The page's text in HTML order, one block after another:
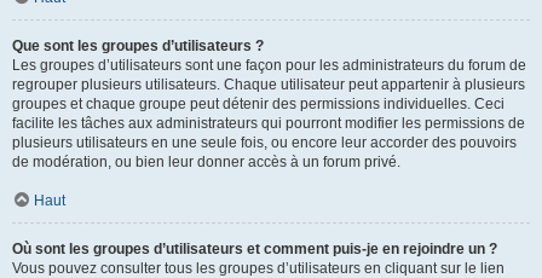
Que sont les groupes d’utilisateurs ?
Les groupes d’utilisateurs sont une façon pour les administrateurs du forum de
regrouper plusieurs utilisateurs. Chaque utilisateur peut appartenir à plusieurs
groupes et chaque groupe peut détenir des permissions individuelles. Ceci
facilite les tâches aux administrateurs qui pourront modifier les permissions de
plusieurs utilisateurs en une seule fois, ou encore leur accorder des pouvoirs
de modération, ou bien leur donner accès à un forum privé.
Haut
Où sont les groupes d’utilisateurs et comment puis-je en rejoindre un ?
Vous pouvez consulter tous les groupes d’utilisateurs en cliquant sur le lien